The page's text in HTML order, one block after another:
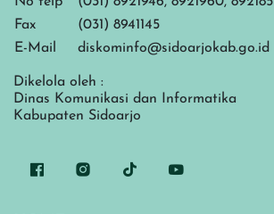
Fax
(031) 8941145
E-Mail
diskominfo@sidoarjokab.go.id
Dikelola oleh :
Dinas Komunikasi dan Informatika
Kabupaten Sidoarjo